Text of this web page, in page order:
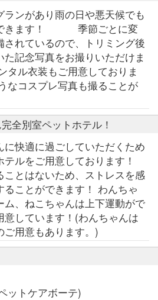
ンがあり雨の日や悪天候でも
できます！ 季節ごとに変
れているので、トリミング後
記念写真をお撮りいただけま
タル衣装もご用意しておりま
なコスプレ写真も撮ることが
全別室ペットホテル！
快適に過ごしていただくため
ルをご用意しております！
ことはないため、ストレスを感
ることができます！ わんちゃ
ム、ねこちゃんは上下運動がで
意しています！(わんちゃんは
ご用意もあります。)
ットケアボーテ)